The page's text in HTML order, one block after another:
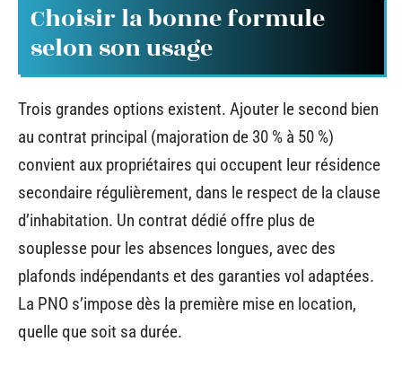
Choisir la bonne formule
selon son usage
Trois grandes options existent. Ajouter le second bien
au contrat principal (majoration de 30 % à 50 %)
convient aux propriétaires qui occupent leur résidence
secondaire régulièrement, dans le respect de la clause
d’inhabitation. Un contrat dédié offre plus de
souplesse pour les absences longues, avec des
plafonds indépendants et des garanties vol adaptées.
La PNO s’impose dès la première mise en location,
quelle que soit sa durée.